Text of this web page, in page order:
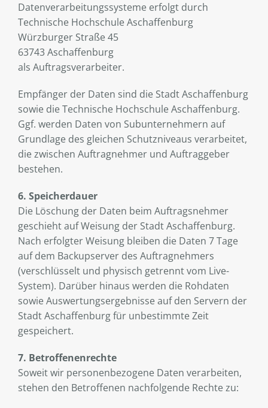
Datenverarbeitungssysteme erfolgt durch
Technische Hochschule Aschaffenburg
Würzburger Straße 45
63743 Aschaffenburg
als Auftragsverarbeiter.
Empfänger der Daten sind die Stadt Aschaffenburg
sowie die Technische Hochschule Aschaffenburg.
Ggf. werden Daten von Subunternehmern auf
Grundlage des gleichen Schutzniveaus verarbeitet,
die zwischen Auftragnehmer und Auftraggeber
bestehen.
6. Speicherdauer
Die Löschung der Daten beim Auftragsnehmer
geschieht auf Weisung der Stadt Aschaffenburg.
Nach erfolgter Weisung bleiben die Daten 7 Tage
auf dem Backupserver des Auftragnehmers
(verschlüsselt und physisch getrennt vom Live-
System). Darüber hinaus werden die Rohdaten
sowie Auswertungsergebnisse auf den Servern der
Stadt Aschaffenburg für unbestimmte Zeit
gespeichert.
7. Betroffenenrechte
Soweit wir personenbezogene Daten verarbeiten,
stehen den Betroffenen nachfolgende Rechte zu: